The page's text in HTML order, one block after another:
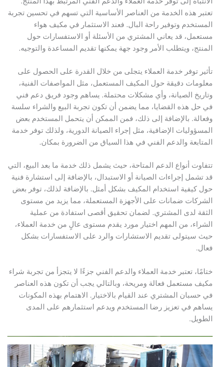
تعتبر هذه الخدمة من العناصر الأساسية التي تسهم في تحسين تجربة
المستخدم وتوفير راحة البال. فعند الاستثمار في مكيف هواء
مستعمل، قد يعاني المشتري من الأسئلة أو الاستفسارات حول
المنتج، ويتطلب الأمر وجود جهة يمكنها تقديم المساعدة والتوجيه.
تأثير توفر خدمة العملاء يتجلى من خلال القدرة على الحصول على
معلومات دقيقة حول المكيف المستعمل، مثل المواصفات الفنية،
وتاريخ الصيانة، وأي مشكلات محتملة. يساهم وجود فريق دعم فني
في حل هذه القضايا، مما يضمن أن تكون تجربة البيع والشراء سلسة
وفعالة. بالإضافة إلى ذلك، فمن الممكن أن يتحمل المستخدم بعض
المسؤوليات الإضافية، مثل إجراء الصيانة الدورية، ولذلك توفر خدمة
المتابعة والدعم الفني في هذا السياق من الضرورة بمكان.
تتفاوت أنواع الدعم المتاحة، حيث يشمل ذلك خدمة ما بعد البيع، التي
قد تشمل إجراءات الصيانة أو الاستبدال، بالإضافة إلى استشارة فنية
حول كيفية استخدام المكيف بشكل أمثل. بالإضافة لذلك، توفر بعض
الشركات ضمانات على الأجهزة المستعملة، مما يزيد من مستوى
الثقة لدى المشتري. لضمان تحقيق أقصى استفادة من عملية
الشراء، من المهم اختيار مورد يقدم مستوى عالٍ من خدمة العملاء،
حيث سيتولى تقديم الاستشارات والرد على الاستفسارات بشكل
فعال.
ختامًا، تعتبر خدمة العملاء والدعم الفني جزءًا لا يتجزأ من تجربة شراء
مكيف مستعمل فعالة ومريحة، وبالتالي يجب أن تكون هذه العناصر
في حسبان المشتري عند القيام بالاختيار. الاهتمام بهذه المكونات
يساهم في تعزيز رضا المستخدم ويدعم استثمارهم على المدى
الطويل.